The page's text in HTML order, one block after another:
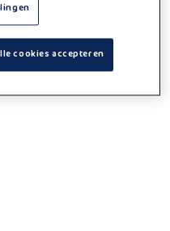
cookies accepteren